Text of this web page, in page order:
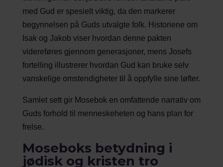
med Gud er spesielt viktig, da den markerer
begynnelsen på Guds utvalgte folk. Historiene om
Isak og Jakob viser hvordan denne pakten
videreføres gjennom generasjoner, mens Josefs
fortelling illustrerer hvordan Gud kan bruke selv
vanskelige omstendigheter til å oppfylle sine løfter.
Samlet sett gir Mosebok en omfattende narrativ om
Guds forhold til menneskeheten og hans plan for
frelse.
Moseboks betydning i
jødisk og kristen tro